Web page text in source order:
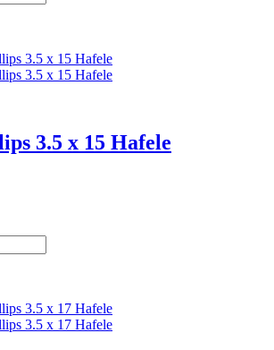
3.5 x 15 Hafele